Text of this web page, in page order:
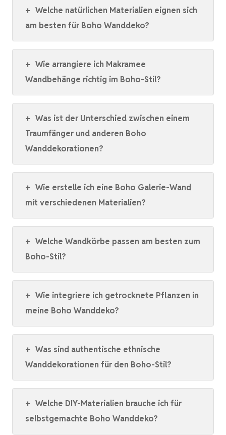
+ Welche natürlichen Materialien eignen sich
am besten für Boho Wanddeko?
+ Wie arrangiere ich Makramee
Wandbehänge richtig im Boho-Stil?
+ Was ist der Unterschied zwischen einem
Traumfänger und anderen Boho
Wanddekorationen?
+ Wie erstelle ich eine Boho Galerie-Wand
mit verschiedenen Materialien?
+ Welche Wandkörbe passen am besten zum
Boho-Stil?
+ Wie integriere ich getrocknete Pflanzen in
meine Boho Wanddeko?
+ Was sind authentische ethnische
Wanddekorationen für den Boho-Stil?
+ Welche DIY-Materialien brauche ich für
selbstgemachte Boho Wanddeko?